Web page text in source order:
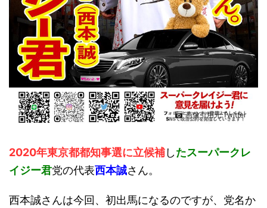
画像引用元:Twitter
2020年東京都都知事選に立候補したスーパークレ
イジー君党の代表西本誠さん。
西本誠さんは今回、初出馬になるのですが、党名か